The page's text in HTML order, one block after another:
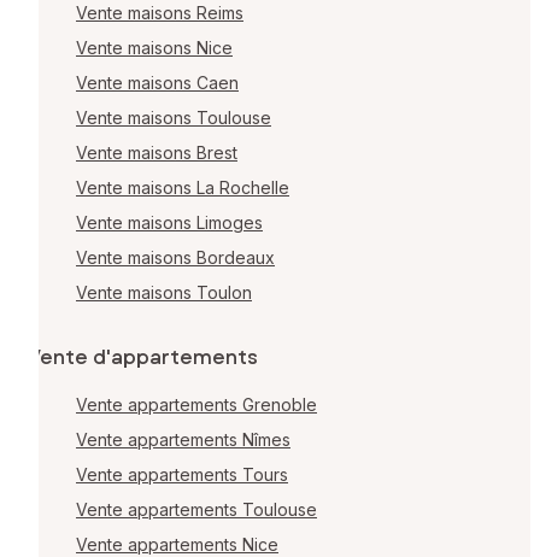
Vente maisons Reims
Vente maisons Nice
Vente maisons Caen
Vente maisons Toulouse
Vente maisons Brest
Vente maisons La Rochelle
Vente maisons Limoges
Vente maisons Bordeaux
Vente maisons Toulon
Vente d'appartements
Vente appartements Grenoble
Vente appartements Nîmes
Vente appartements Tours
Vente appartements Toulouse
Vente appartements Nice